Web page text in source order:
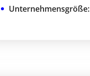
Unternehmensgröße: